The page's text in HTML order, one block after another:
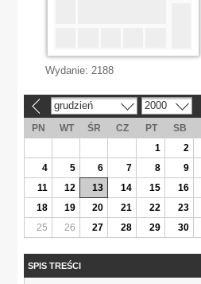
Wydanie: 2188
grudzień 2000
PN WT ŚR CZ PT SB
1
2
4
5 6 7 8 9
11
12 13 14 15 16
18
19 20 21 22 23
25
26 27 28 29 30
SPIS TREŚCI